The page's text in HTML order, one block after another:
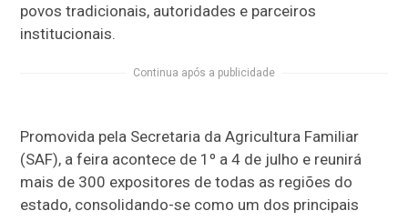
povos tradicionais, autoridades e parceiros
institucionais.
Continua após a publicidade
Promovida pela Secretaria da Agricultura Familiar
(SAF), a feira acontece de 1º a 4 de julho e reunirá
mais de 300 expositores de todas as regiões do
estado, consolidando-se como um dos principais